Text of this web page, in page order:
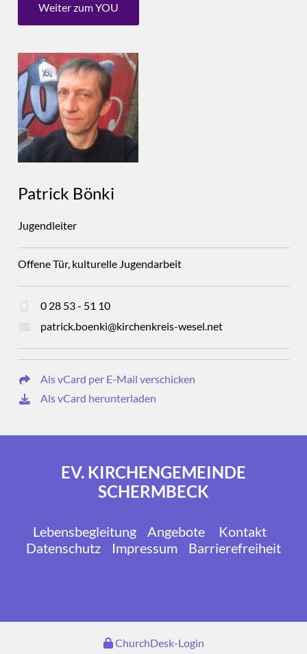
Weiter zum YOU
Patrick Bönki
Jugendleiter
Offene Tür, kulturelle Jugendarbeit
0 28 53 - 51 10
patrick.boenki@kirchenkreis-wesel.net
Als vCard per E-Mail verschicken
Als vCard herunterladen
EV. KIRCHENGEMEINDE
SCHERMBECK
Lebensbegleitung Angebote
Kontakt
Datenschutz
Impressum Barrierefreiheit
ChurchDesk-Login